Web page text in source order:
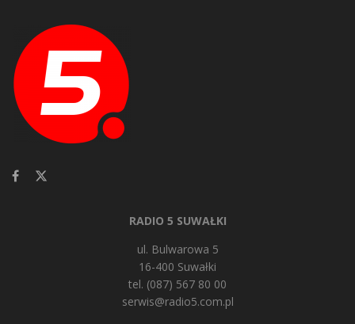
RADIO 5 SUWAŁKI
ul. Bulwarowa 5
16-400 Suwałki
tel. (087) 567 80 00
serwis@radio5.com.pl